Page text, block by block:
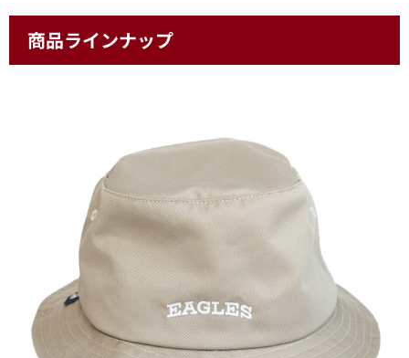
商品ラインナップ